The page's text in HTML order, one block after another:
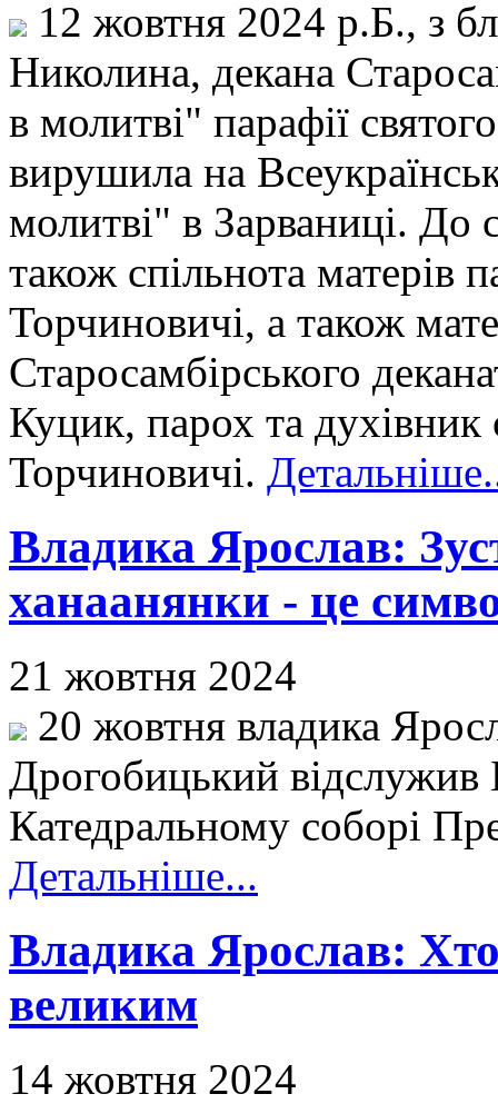
12 жовтня 2024 р.Б., з
Николина, декана
в молитві" парафії
вирушила на
молитві" в Зарваниці. До
також спільнота матерів
Торчиновичі, а також
Старосамбірського
Куцик, парох та духівник
Торчиновичі.
Владика Ярослав:
ханаанянки - це
21 жовтня 2024
20 жовтня владика
Дрогобицький відслужив
Катедральному соборі
Детальніше...
Владика Ярослав:
великим
14 жовтня 2024